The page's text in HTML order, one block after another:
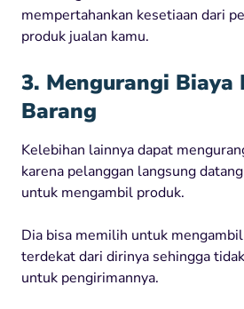
mempertahankan kesetiaan dari
produk jualan kamu.
3. Mengurangi Biaya
Barang
Kelebihan lainnya dapat
karena pelanggan langsung
untuk mengambil produk.
Dia bisa memilih untuk
terdekat dari dirinya sehingga
untuk pengirimannya.